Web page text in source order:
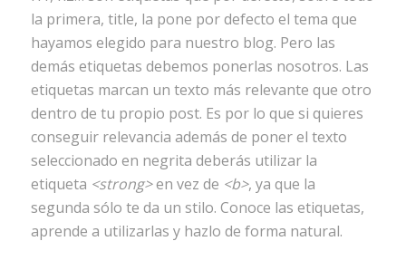
la primera, title, la pone por defecto el tema que
hayamos elegido para nuestro blog. Pero las
demás etiquetas debemos ponerlas nosotros. Las
etiquetas marcan un texto más relevante que otro
dentro de tu propio post. Es por lo que si quieres
conseguir relevancia además de poner el texto
seleccionado en negrita deberás utilizar la
etiqueta <strong>en vez de <b>, ya que la
segunda sólo te da un stilo. Conoce las etiquetas,
aprende a utilizarlas y hazlo de forma natural.